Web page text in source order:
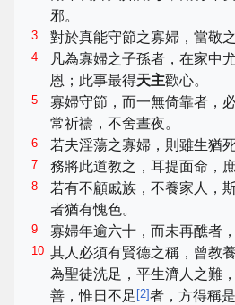
邪。
3 對於真能守節之寡婦，當敬之
4
凡為寡婦之子孫者，在家中
恩；此事最得天主歡心。
5 寡婦守節，而一無倚靠者，
常祈禱，不舍晝夜。
6 若夫淫蕩之寡婦，則雖生猶死
7 務將此道教之，耳提面命，庶
8
若有不顧戚族，不養家人，
者猶有愧色。
9 寡婦年逾六十，而未再醮者
10 其人必須有賢德之稱，曾教
為聖徒洗足，平生濟人之難
善，惟日不足 [2]者，方得稱是